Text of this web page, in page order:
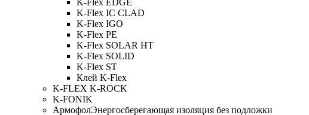
K-Flex EDGE
K-Flex IC CLAD
K-Flex IGO
K-Flex PE
K-Flex SOLAR HT
K-Flex SOLID
K-Flex ST
Клей K-Flex
K-FLEX K-ROCK
K-FONIK
АрмофолЭнергосберегающая изоляция без подложки